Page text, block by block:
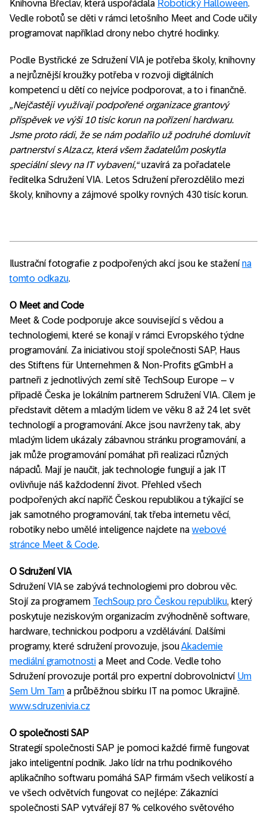
Knihovna Břeclav, která uspořádala Robotický Halloween.
Vedle robotů se děti v rámci letošního Meet and Code učily
programovat například drony nebo chytré hodinky.
Podle Bystřické ze Sdružení VIA je potřeba školy, knihovny
a nejrůznější kroužky potřeba v rozvoji digitálních
kompetencí u dětí co nejvíce podporovat, a to i finančně.
„Nejčastěji využívají podpořené organizace grantový
příspěvek ve výši 10 tisíc korun na pořízení hardwaru.
Jsme proto rádi, že se nám podařilo už podruhé domluvit
partnerství s Alza.cz, která všem žadatelům poskytla
speciální slevy na IT vybavení,“uzavírá za pořadatele
ředitelka Sdružení VIA. Letos Sdružení přerozdělilo mezi
školy, knihovny a zájmové spolky rovných 430 tisíc korun.
Ilustrační fotografie z podpořených akcí jsou ke staženína
tomto odkazu.
O Meet and Code
Meet & Code podporuje akce související s vědou a
technologiemi, které se konají v rámci Evropského týdne
programování. Za iniciativou stojí společnosti SAP, Haus
des Stiftens für Unternehmen & Non-Profits gGmbH a
partneři z jednotlivých zemí sítě TechSoup Europe – v
případě Česka je lokálním partnerem Sdružení VIA. Cílem je
představit dětem a mladým lidem ve věku 8 až 24 let svět
technologií a programování. Akce jsou navrženy tak, aby
mladým lidem ukázaly zábavnou stránku programování, a
jak může programování pomáhat při realizaci různých
nápadů. Mají je naučit, jak technologie fungují a jak IT
ovlivňuje náš každodenní život. Přehled všech
podpořených akcí napříč Českou republikou a týkající se
jak samotného programování, tak třeba internetu věcí,
robotiky nebo umělé inteligence najdete na webové
stránce Meet & Code.
O Sdružení VIA
Sdružení VIA se zabývá technologiemi pro dobrou věc.
Stojí za programem TechSoup pro Českou republiku, který
poskytuje neziskovým organizacím zvýhodněně software,
hardware, technickou podporu a vzdělávání. Dalšími
programy, které sdružení provozuje, jsouAkademie
mediální gramotnosti a Meet and Code. Vedle toho
Sdružení provozuje portál pro expertní dobrovolnictví Um
Sem Um Tam a průběžnou sbírku IT na pomoc Ukrajině.
www.sdruzenivia.cz
O společnosti SAP
Strategií společnosti SAP je pomoci každé firmě fungovat
jako inteligentní podnik. Jako lídr na trhu podnikového
aplikačního softwaru pomáhá SAP firmám všech velikostí a
ve všech odvětvích fungovat co nejlépe: Zákazníci
společnosti SAP vytvářejí 87 % celkového světového